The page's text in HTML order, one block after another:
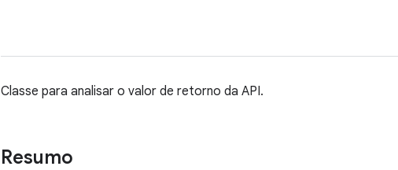
Classe para analisar o valor de retorno da API.
Resumo